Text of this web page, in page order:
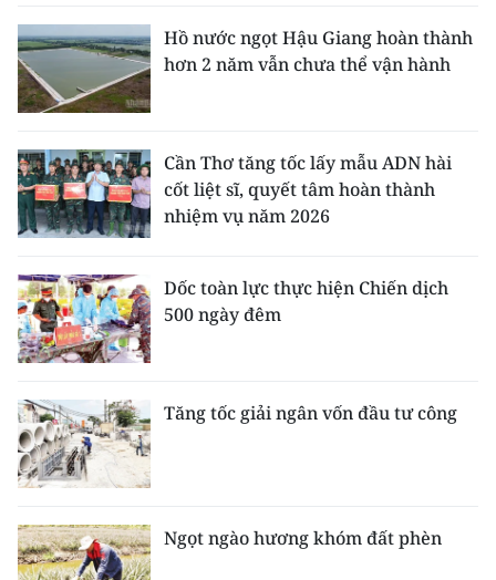
Hồ nước ngọt Hậu Giang hoàn thành
hơn 2 năm vẫn chưa thể vận hành
Cần Thơ tăng tốc lấy mẫu ADN hài
cốt liệt sĩ, quyết tâm hoàn thành
nhiệm vụ năm 2026
Dốc toàn lực thực hiện Chiến dịch
500 ngày đêm
Tăng tốc giải ngân vốn đầu tư công
Ngọt ngào hương khóm đất phèn